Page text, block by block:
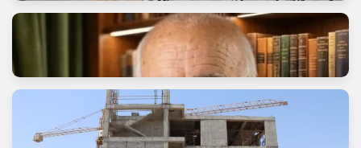
وعده خانه‌ای که برای خانواده‌ها گران تمام شد